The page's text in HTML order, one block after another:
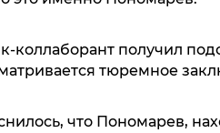
коллаборант получил
тюремное
что Пономарев,